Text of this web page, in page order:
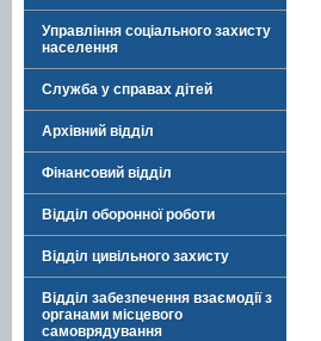
Управління соціального захисту
населення
Служба у справах дітей
Архівний відділ
Фінансовий відділ
Відділ оборонної роботи
Відділ цивільного захисту
Відділ забезпечення взаємодії з
органами місцевого
самоврядування